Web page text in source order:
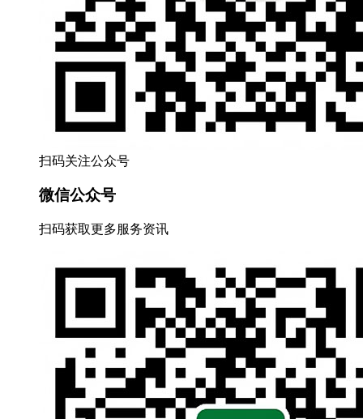
扫码关注公众号
微信公众号
扫码获取更多服务资讯